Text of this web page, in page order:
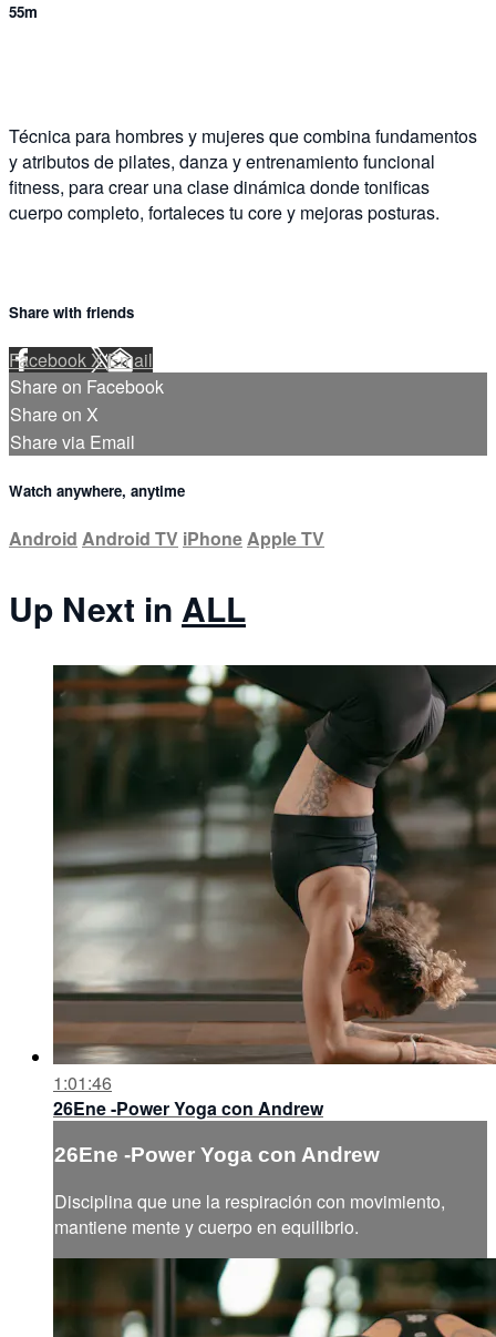
55m
Técnica para hombres y mujeres que combina fundamentos
y atributos de pilates, danza y entrenamiento funcional
fitness, para crear una clase dinámica donde tonificas
cuerpo completo, fortaleces tu core y mejoras posturas.
Share with friends
FacebookXEmail
Share on Facebook
Share on X
Share via Email
Watch anywhere, anytime
Android Android TV iPhoneApple TV
Up Next in ALL
1:01:46
26Ene -Power Yoga con Andrew
26Ene -Power Yoga con Andrew
Disciplina que une la respiración con movimiento,
mantiene mente y cuerpo en equilibrio.